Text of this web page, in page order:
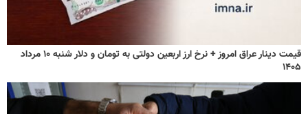
قیمت دینار عراق امروز + نرخ ارز اربعین دولتی به تومان و دلار شنبه ۱۰ مرداد
۱۴۰۵